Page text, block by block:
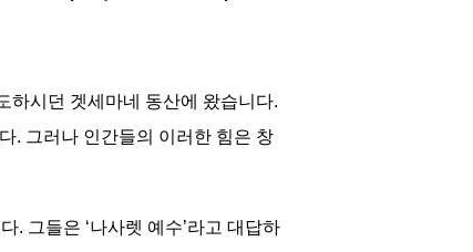
하시던 겟세마네 동산에 왔습니다.
. 그러나 인간들의 이러한 힘은 창
. 그들은 ‘나사렛 예수’라고 대답하